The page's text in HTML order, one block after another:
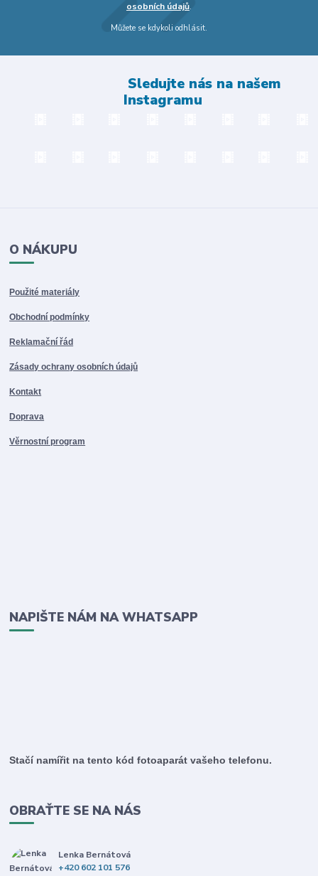
osobních údajů.
Můžete se kdykoli odhlásit.
Sledujte nás na našem
Instagramu
O NÁKUPU
Použité materiály
Obchodní podmínky
Reklamační řád
Zásady ochrany osobních údajů
Kontakt
Doprava
Věrnostní program
NAPIŠTE NÁM NA WHATSAPP
Stačí namířit na tento kód fotoaparát vašeho telefonu.
OBRAŤTE SE NA NÁS
Lenka Bernátová
+420 602 101 576